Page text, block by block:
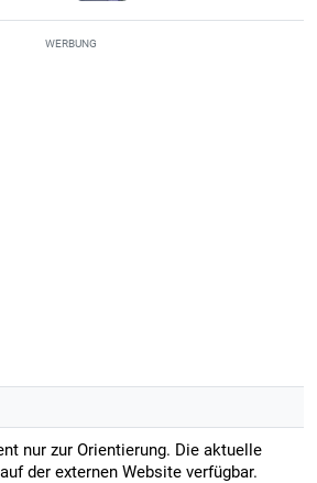
WERBUNG
nur zur Orientierung. Die aktuelle
der externen Website verfügbar.